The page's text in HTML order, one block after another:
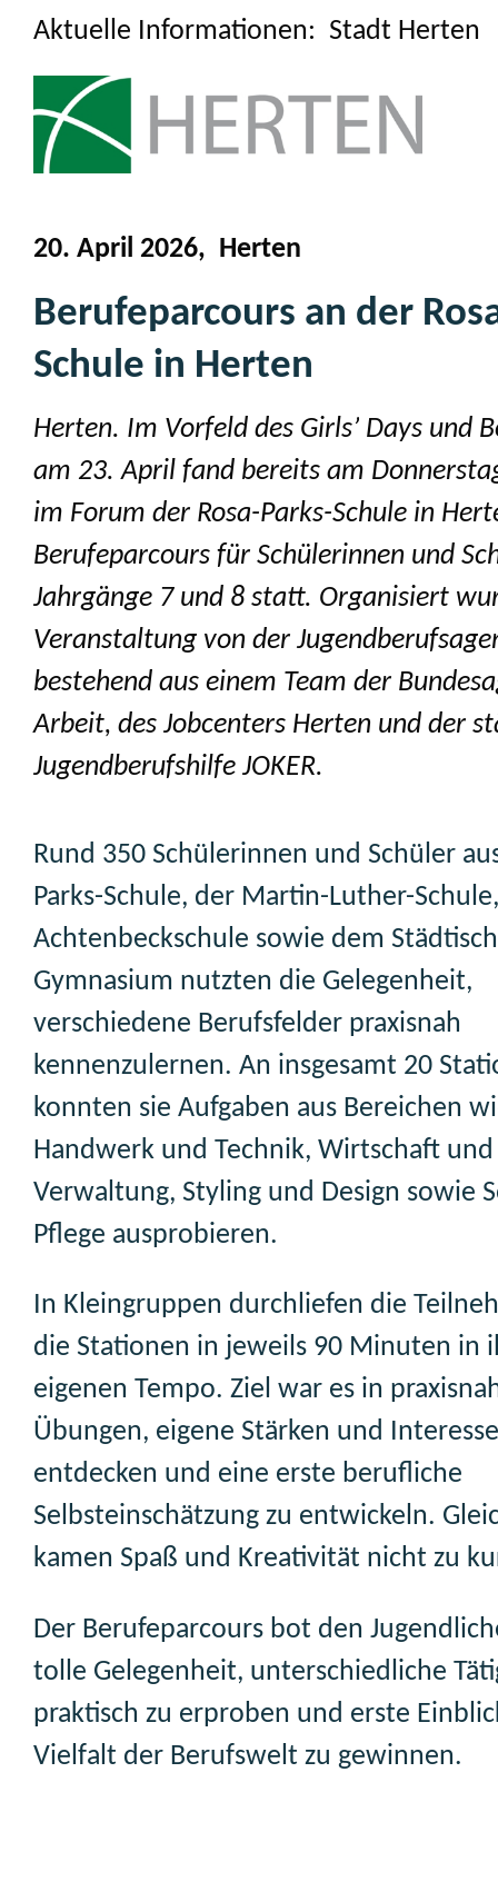
Aktuelle Informationen: Stadt Herten
20. April 2026, Herten
Berufeparcours an der
Schule in Herten
Herten. Im Vorfeld des Girls’ Days und
am 23. April fand bereits am
im Forum der Rosa-Parks-Schule in
Berufeparcours für Schülerinnen und
Jahrgänge 7 und 8 statt. Organisiert
Veranstaltung von der
bestehend aus einem Team der
Arbeit, des Jobcenters Herten und der
Jugendberufshilfe JOKER.
Rund 350 Schülerinnen und Schüler
Parks-Schule, der Martin-Luther-
Achtenbeckschule sowie dem
Gymnasium nutzten die Gelegenheit,
verschiedene Berufsfelder praxisnah
kennenzulernen. An insgesamt 20
konnten sie Aufgaben aus Bereichen
Handwerk und Technik, Wirtschaft und
Verwaltung, Styling und Design sowie
Pflege ausprobieren.
In Kleingruppen durchliefen die
die Stationen in jeweils 90 Minuten in
eigenen Tempo. Ziel war es in
Übungen, eigene Stärken und
entdecken und eine erste berufliche
Selbsteinschätzung zu entwickeln.
kamen Spaß und Kreativität nicht zu
Der Berufeparcours bot den
tolle Gelegenheit, unterschiedliche
praktisch zu erproben und erste
Vielfalt der Berufswelt zu gewinnen.